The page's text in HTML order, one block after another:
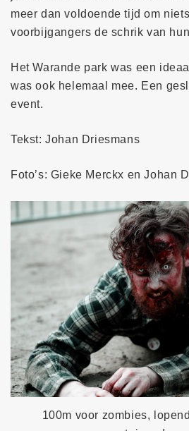
meer dan voldoende tijd om
voorbijgangers de schrik van
Het Warande park was een
was ook helemaal mee. Een
event.
Tekst: Johan Driesmans
Foto’s: Gieke Merckx en Johan
100m voor zombies,